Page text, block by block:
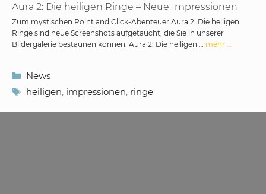
Aura 2: Die heiligen Ringe – Neue Impressionen
Zum mystischen Point and Click-Abenteuer Aura 2: Die heiligen
Ringe sind neue Screenshots aufgetaucht, die Sie in unserer
Bildergalerie bestaunen können. Aura 2: Die heiligen … mehr …
Kategorien
News
Schlagwörter
heiligen, impressionen, ringe